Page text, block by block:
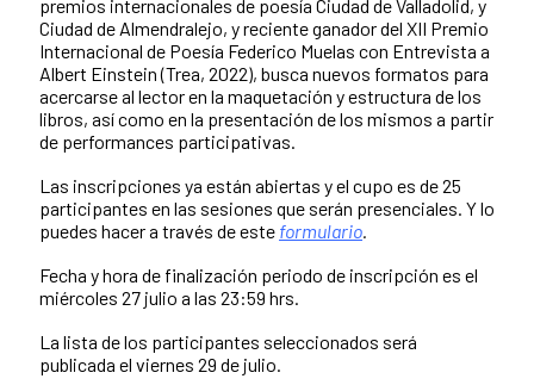
premios internacionales de poesía Ciudad de Valladolid, y
Ciudad de Almendralejo, y reciente ganador del XII Premio
Internacional de Poesía Federico Muelas con Entrevista a
Albert Einstein (Trea, 2022), busca nuevos formatos para
acercarse al lector en la maquetación y estructura de los
libros, así como en la presentación de los mismos a partir
de performances participativas.
Las inscripciones ya están abiertas y el cupo es de 25
participantes en las sesiones que serán presenciales. Y lo
puedes hacer a través de este formulario.
Fecha y hora de finalización periodo de inscripción es el
miércoles 27 julio a las 23:59 hrs.
La lista de los participantes seleccionados será
publicada el viernes 29 de julio.